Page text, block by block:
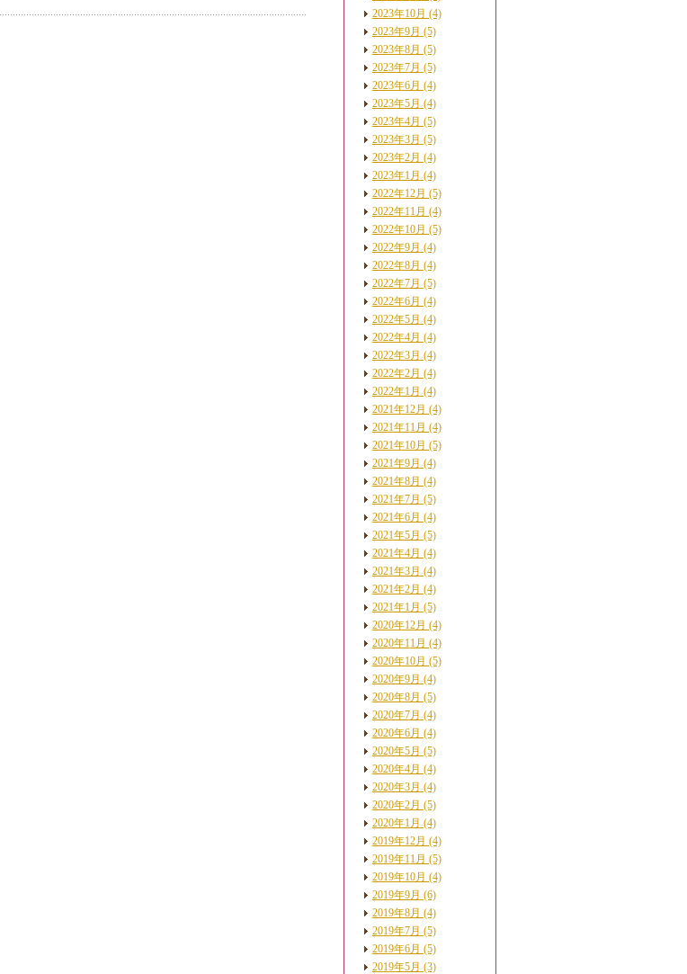
2023年10月 (4)
2023年9月 (5)
2023年8月 (5)
2023年7月 (5)
2023年6月 (4)
2023年5月 (4)
2023年4月 (5)
2023年3月 (5)
2023年2月 (4)
2023年1月 (4)
2022年12月 (5)
2022年11月 (4)
2022年10月 (5)
2022年9月 (4)
2022年8月 (4)
2022年7月 (5)
2022年6月 (4)
2022年5月 (4)
2022年4月 (4)
2022年3月 (4)
2022年2月 (4)
2022年1月 (4)
2021年12月 (4)
2021年11月 (4)
2021年10月 (5)
2021年9月 (4)
2021年8月 (4)
2021年7月 (5)
2021年6月 (4)
2021年5月 (5)
2021年4月 (4)
2021年3月 (4)
2021年2月 (4)
2021年1月 (5)
2020年12月 (4)
2020年11月 (4)
2020年10月 (5)
2020年9月 (4)
2020年8月 (5)
2020年7月 (4)
2020年6月 (4)
2020年5月 (5)
2020年4月 (4)
2020年3月 (4)
2020年2月 (5)
2020年1月 (4)
2019年12月 (4)
2019年11月 (5)
2019年10月 (4)
2019年9月 (6)
2019年8月 (4)
2019年7月 (5)
2019年6月 (5)
2019年5月 (3)